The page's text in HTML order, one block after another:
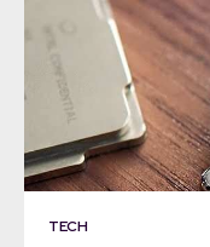
TECH